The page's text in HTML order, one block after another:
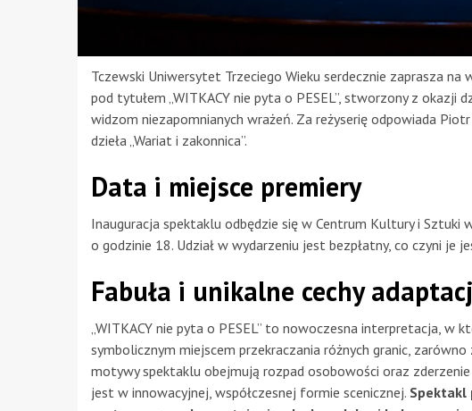
Tczewski Uniwersytet Trzeciego Wieku serdecznie zaprasza
pod tytułem „WITKACY nie pyta o PESEL”, stworzony z okazji
widzom niezapomnianych wrażeń. Za reżyserię odpowiada
dzieła „Wariat i zakonnica”.
Data i miejsce premiery
Inauguracja spektaklu odbędzie się w Centrum Kultury i
o godzinie 18. Udział w wydarzeniu jest bezpłatny, co czyni je
Fabuła i unikalne cechy
„WITKACY nie pyta o PESEL” to nowoczesna interpretacja,
symbolicznym miejscem przekraczania różnych granic,
motywy spektaklu obejmują rozpad osobowości oraz
jest w innowacyjnej, współczesnej formie scenicznej. Spektakl